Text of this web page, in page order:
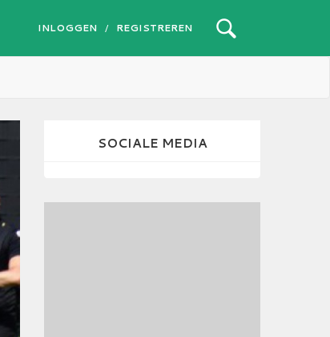
INLOGGEN / REGISTREREN
SOCIALE MEDIA